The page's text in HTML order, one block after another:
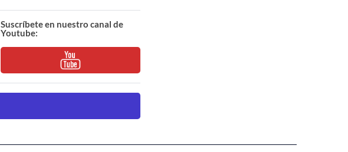
Suscríbete en nuestro canal de
Youtube: